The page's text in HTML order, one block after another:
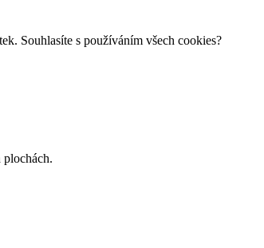
Souhlasíte s používáním všech cookies?